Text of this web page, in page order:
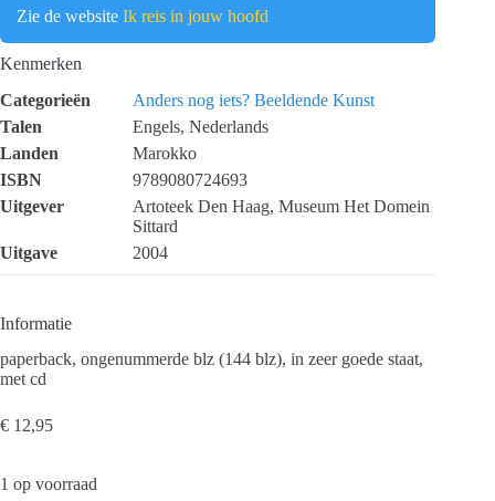
Zie de website Ik reis in jouw hoofd
Kenmerken
Categorieën
Anders nog iets? Beeldende Kunst
Talen
Engels, Nederlands
Landen
Marokko
ISBN
9789080724693
Uitgever
Artoteek Den Haag, Museum Het Domein
Sittard
Uitgave
2004
Informatie
paperback, ongenummerde blz (144 blz), in zeer goede staat,
met cd
€ 12,95
1 op voorraad